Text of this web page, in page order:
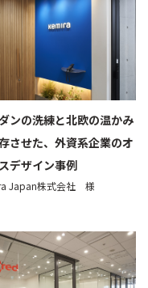
ンの洗練と北欧の温かみ
させた、外資系企業のオ
デザイン事例
Japan株式会社 様